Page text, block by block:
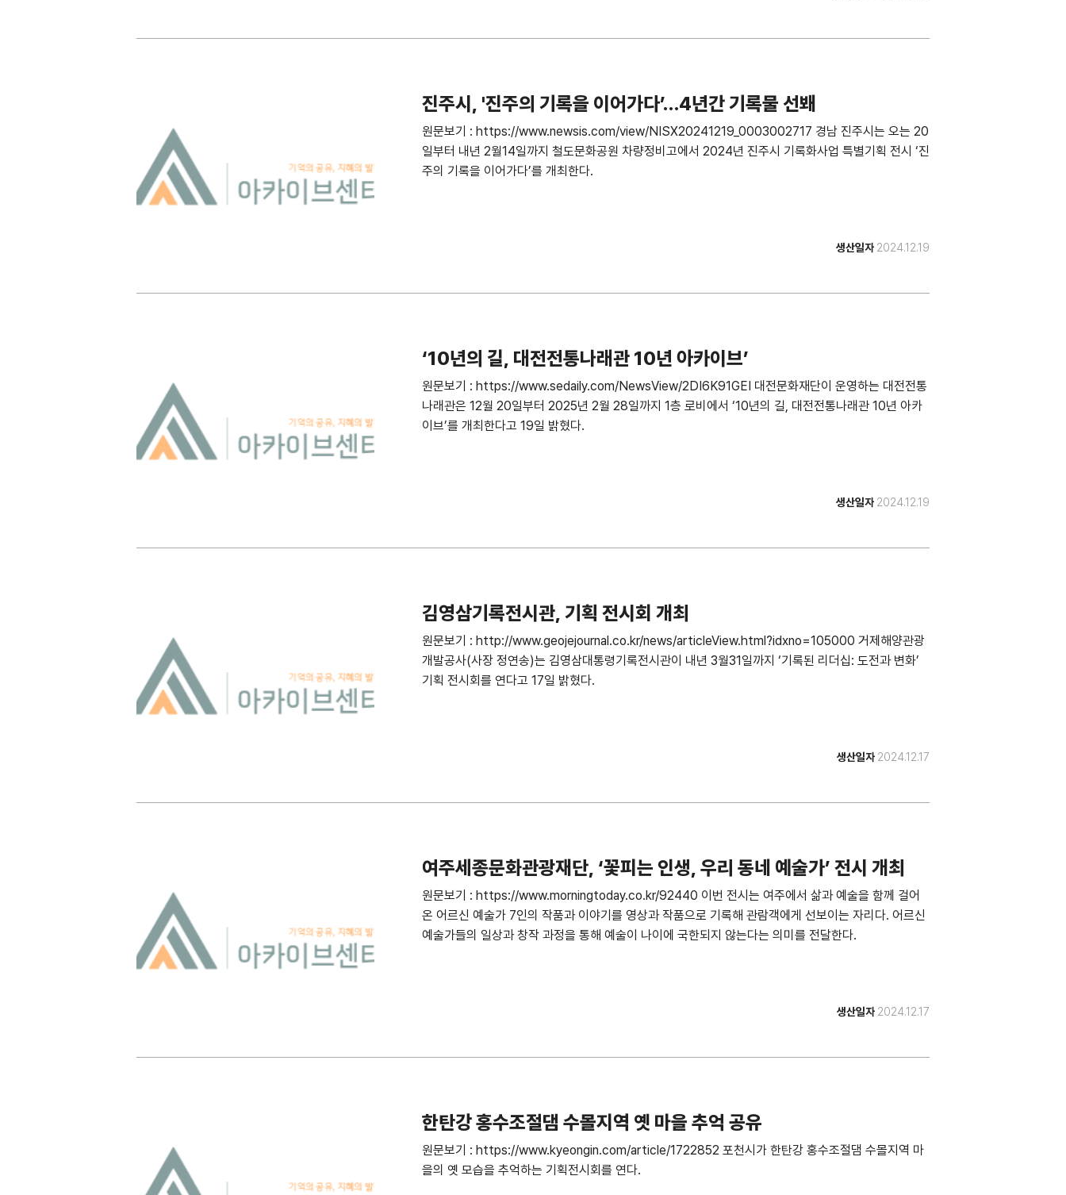
진주시, '진주의 기록을 이어가다’…4년간 기록물 선봬
원문보기 : https://www.newsis.com/view/NISX20241219_0003002717 경남 진주시는 오는 20
일부터 내년 2월14일까지 철도문화공원 차량정비고에서 2024년 진주시 기록화사업 특별기획 전시 ‘진
주의 기록을 이어가다’를 개최한다.
생산일자 2024.12.19
‘10년의 길, 대전전통나래관 10년 아카이브’
원문보기 : https://www.sedaily.com/NewsView/2DI6K91GEI 대전문화재단이 운영하는 대전전통
나래관은 12월 20일부터 2025년 2월 28일까지 1층 로비에서 ‘10년의 길, 대전전통나래관 10년 아카
이브’를 개최한다고 19일 밝혔다.
생산일자 2024.12.19
김영삼기록전시관, 기획 전시회 개최
원문보기 : http://www.geojejournal.co.kr/news/articleView.html?idxno=105000 거제해양관광
개발공사(사장 정연송)는 김영삼대통령기록전시관이 내년 3월31일까지 ‘기록된 리더십: 도전과 변화’
기획 전시회를 연다고 17일 밝혔다.
생산일자 2024.12.17
여주세종문화관광재단, ‘꽃피는 인생, 우리 동네 예술가’ 전시 개최
원문보기 : https://www.morningtoday.co.kr/92440 이번 전시는 여주에서 삶과 예술을 함께 걸어
온 어르신 예술가 7인의 작품과 이야기를 영상과 작품으로 기록해 관람객에게 선보이는 자리다. 어르신
예술가들의 일상과 창작 과정을 통해 예술이 나이에 국한되지 않는다는 의미를 전달한다.
생산일자 2024.12.17
한탄강 홍수조절댐 수몰지역 옛 마을 추억 공유
원문보기 : https://www.kyeongin.com/article/1722852 포천시가 한탄강 홍수조절댐 수몰지역 마
을의 옛 모습을 추억하는 기획전시회를 연다.